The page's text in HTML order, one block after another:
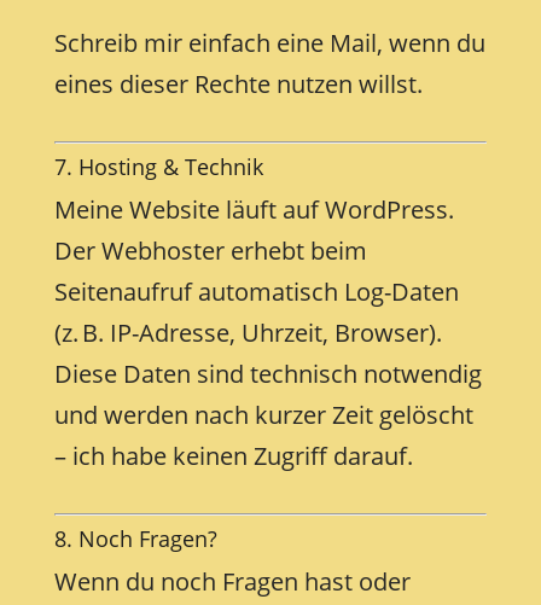
Schreib mir einfach eine Mail, wenn du
eines dieser Rechte nutzen willst.
7. Hosting & Technik
Meine Website läuft auf WordPress.
Der Webhoster erhebt beim
Seitenaufruf automatisch Log-Daten
(z. B. IP-Adresse, Uhrzeit, Browser).
Diese Daten sind technisch notwendig
und werden nach kurzer Zeit gelöscht
– ich habe keinen Zugriff darauf.
8. Noch Fragen?
Wenn du noch Fragen hast oder